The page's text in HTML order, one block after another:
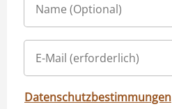
Datenschutzbestimmungen